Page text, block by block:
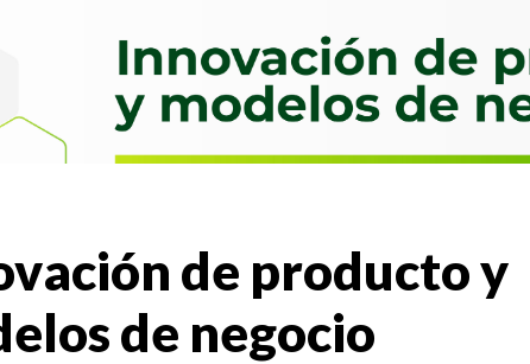
de producto y
de negocio